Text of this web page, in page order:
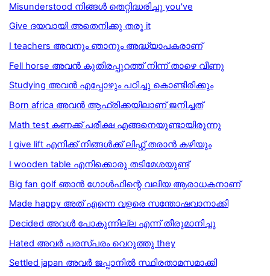
Misunderstood നിങ്ങള്‍ തെറ്റിദ്ധരിച്ചു you've
Give ദയവായി അതെനിക്കു തരൂ it
I teachers അവനും ഞാനും അദ്ധ്യാപകരാണ്
Fell horse അവൻ കുതിരപ്പുറത്ത് നിന്ന് താഴെ വീണു
Studying അവൻ എപ്പോഴും പഠിച്ചു കൊണ്ടിരിക്കും
Born africa അവൻ ആഫ്രിക്കയിലാണ് ജനിച്ചത്
Math test കണക്ക് പരീക്ഷ എങ്ങനെയുണ്ടായിരുന്നു
I give lift എനിക്ക് നിങ്ങള്‍ക്ക് ലിഫ്റ്റ്‌ തരാന്‍ കഴിയും
I wooden table എനിക്കൊരു തടിമേശയുണ്ട്
Big fan golf ഞാൻ ഗോൾഫിന്റെ വലിയ ആരാധകനാണ്
Made happy അത് എന്നെ വളരെ സന്തോഷവാനാക്കി
Decided അവൾ പോകുന്നില്ല എന്ന് തീരുമാനിച്ചു
Hated അവര്‍ പരസ്പരം വെറുത്തു they
Settled japan അവര്‍ ജപ്പാനില്‍ സ്ഥിരതാമസമാക്കി